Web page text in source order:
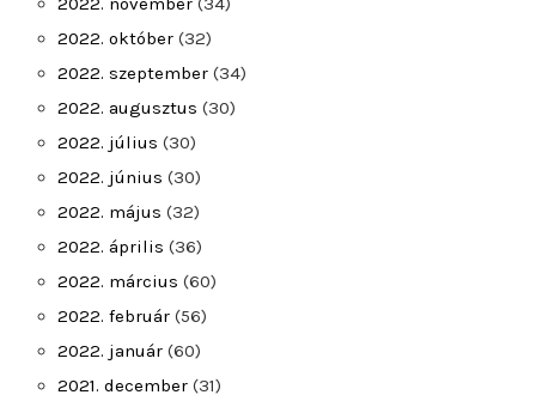
2022. október (32)
2022. szeptember (34)
2022. augusztus (30)
2022. július (30)
2022. június (30)
2022. május (32)
2022. április (36)
2022. március (60)
2022. február (56)
2022. január (60)
2021. december (31)